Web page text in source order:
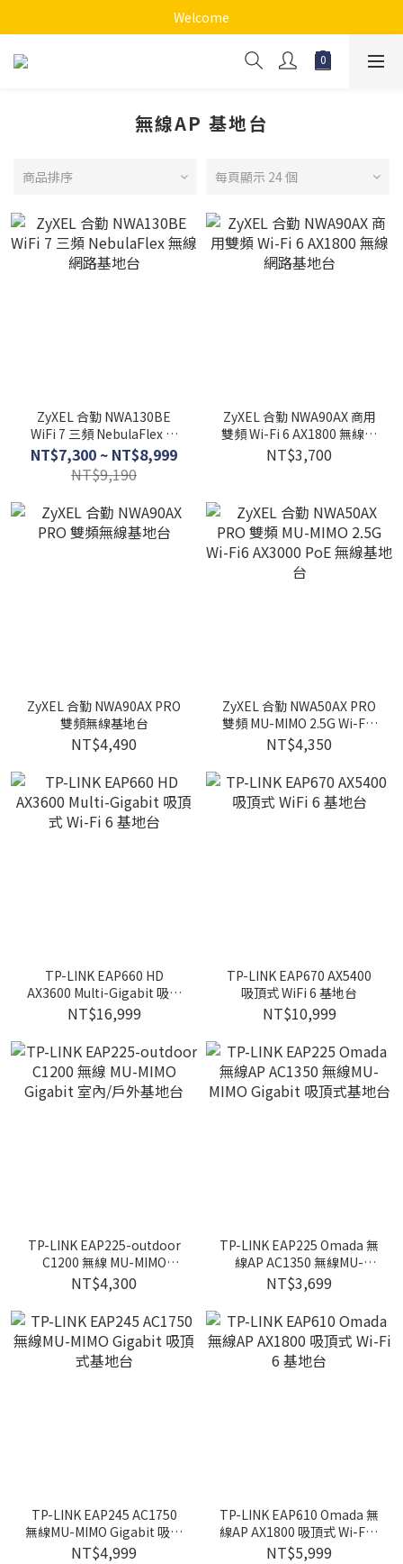
Welcome
無線AP 基地台
商品排序 每頁顯示 24 個
ZyXEL 合勤 NWA130BE
WiFi 7 三頻 NebulaFlex 無
線網路基地台
NT$7,300 ~ NT$8,999
NT$9,190
ZyXEL 合勤 NWA90AX 商用
雙頻 Wi-Fi 6 AX1800 無線網
路基地台
NT$3,700
ZyXEL 合勤 NWA90AX PRO
雙頻無線基地台
NT$4,490
ZyXEL 合勤 NWA50AX PRO
雙頻 MU-MIMO 2.5G Wi-Fi6
AX3000 PoE 無線基地台
NT$4,350
TP-LINK EAP660 HD
AX3600 Multi-Gigabit 吸頂
式 Wi-Fi 6 基地台
NT$16,999
TP-LINK EAP670 AX5400
吸頂式 WiFi 6 基地台
NT$10,999
TP-LINK EAP225-outdoor
C1200 無線 MU-MIMO
Gigabit 室內/戶外基地台
NT$4,300
TP-LINK EAP225 Omada 無
線AP AC1350 無線MU-
MIMO Gigabit 吸頂式基地台
NT$3,699
TP-LINK EAP245 AC1750
無線MU-MIMO Gigabit 吸頂
式基地台
NT$4,999
TP-LINK EAP610 Omada 無
線AP AX1800 吸頂式 Wi-Fi 6
基地台
NT$5,999